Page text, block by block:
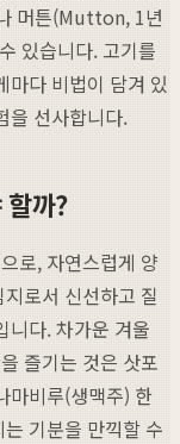
머튼(Mutton, 1년
있습니다. 고기를
마다 비법이 담겨 있
을 선사합니다.
할까?
로, 자연스럽게 양
로서 신선하고 질
니다. 차가운 겨울
즐기는 것은 삿포
마비루(생맥주) 한
기분을 만끽할 수